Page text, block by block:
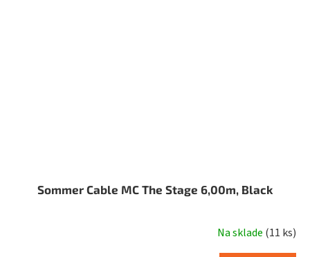
Sommer Cable MC The Stage 6,00m, Black
Na sklade (11 ks)